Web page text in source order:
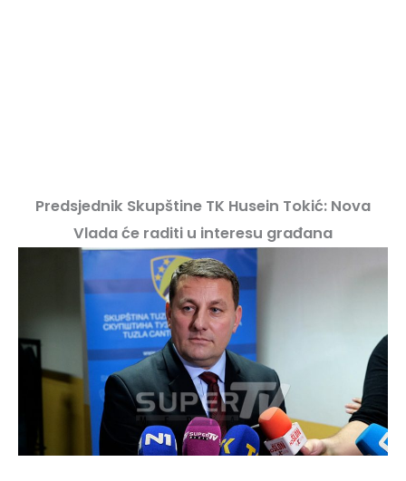
Predsjednik Skupštine TK Husein Tokić: Nova
Vlada će raditi u interesu građana